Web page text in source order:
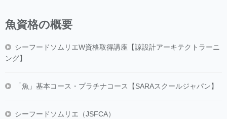
魚資格の概要
シーフードソムリエW資格取得講座【諒設計アーキテクトラーニ
ング】
「魚」基本コース・プラチナコース【SARAスクールジャパン】
シーフードソムリエ（JSFCA）